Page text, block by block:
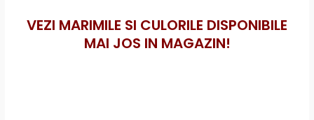
VEZI MARIMILE SI CULORILE DISPONIBILE
MAI JOS IN MAGAZIN!